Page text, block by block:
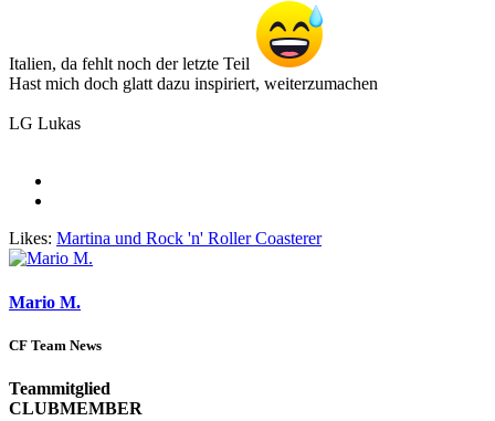
Italien, da fehlt noch der letzte Teil
Hast mich doch glatt dazu inspiriert, weiterzumachen
LG Lukas
Likes: Martina und Rock 'n' Roller Coasterer
Mario M.
CF Team News
Teammitglied
CLUBMEMBER